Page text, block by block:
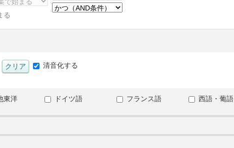
る
清音化する
東洋 ドイツ語 フランス語
西語・葡語